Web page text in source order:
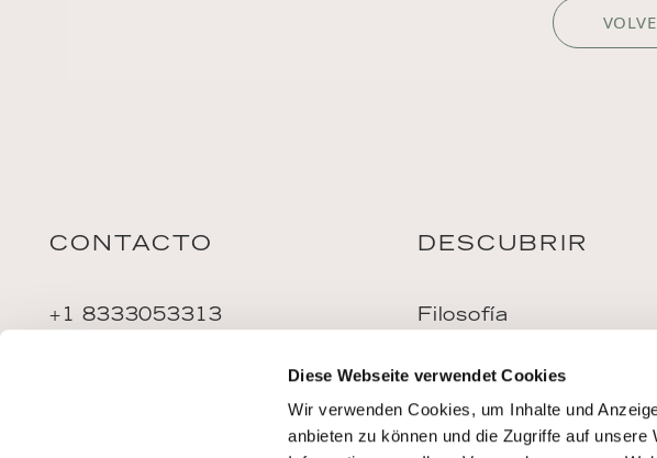
Diese Webseite verwendet Cookies
Wir verwenden Cookies, um Inhalte und
anbieten zu können und die Zugriffe auf
CONTACTO
+1 8333053313
DESCUBRIR
Filosofía
Reservar
Mi viaje
Mi cuenta